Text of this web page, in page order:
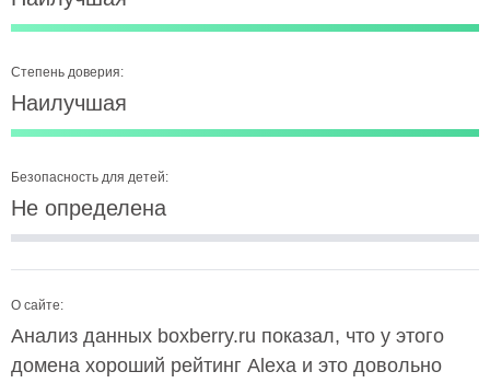
Степень доверия:
Наилучшая
Безопасность для детей:
Не определена
О сайте:
Анализ данных boxberry.ru показал, что у этого
домена хороший рейтинг Alexa и это довольно